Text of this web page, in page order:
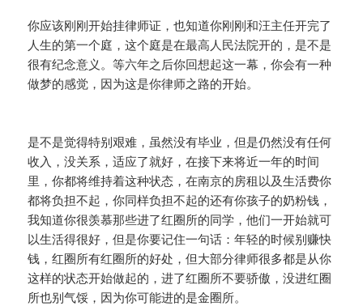
你应该刚刚开始挂律师证，也知道你刚刚和汪主任开完了
人生的第一个庭，这个庭是在最高人民法院开的，是不是
很有纪念意义。等六年之后你回想起这一幕，你会有一种
做梦的感觉，因为这是你律师之路的开始。
是不是觉得特别艰难，虽然没有毕业，但是仍然没有任何
收入，没关系，适应了就好，在接下来将近一年的时间
里，你都将维持着这种状态，在南京的房租以及生活费你
都将负担不起，你同样负担不起的还有你孩子的奶粉钱，
我知道你很羡慕那些进了红圈所的同学，他们一开始就可
以生活得很好，但是你要记住一句话：年轻的时候别赚快
钱，红圈所有红圈所的好处，但大部分律师很多都是从你
这样的状态开始做起的，进了红圈所不要骄傲，没进红圈
所也别气馁，因为你可能进的是金圈所。